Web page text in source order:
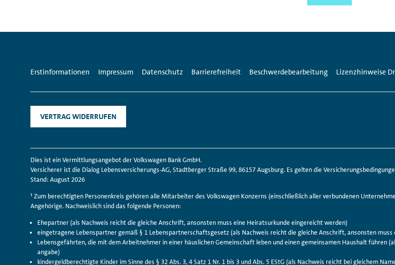
Wichtige
Links
und
Erstinformationen Impressum Datenschutz Barrierefreiheit Beschwerdebearbeitung Lizenzhinweise
VERTRAG WIDERRUFEN
Dies ist ein Vermittlungs­angebot der Volkswagen Bank GmbH.
Versicherer ist die Dialog Lebens­versicherungs-AG, Stadtberger Straße 99, 86157 Augsburg. Es gelten die
Stand: August 2026
¹ Zum berechtigten Personenkreis gehören alle Mitarbeiter des Volkswagen Konzerns (einschließlich aller verbundenen
Angehörige. Nachweislich sind das folgende Personen:
Ehepartner (als Nachweis reicht die gleiche Anschrift, ansonsten muss eine Heirats­urkunde eingereicht werden)
eingetragene Lebens­partner gemäß § 1 Lebens­partner­schafts­gesetz (als Nachweis reicht die gleiche Anschrift, ansonsten
Lebens­gefährten, die mit dem Arbeit­nehmer in einer häuslichen Gemein­schaft leben und einen gemein­samen Haushalt führen
angabe)
kinder­geld­berechtigte Kinder im Sinne des § 32 Abs. 3, 4 Satz 1 Nr. 1 bis 3 und Abs. 5 EStG (als Nachweis reicht bei gleichem